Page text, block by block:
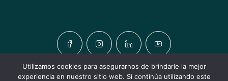
© TODOS LOS DERECHOS RESERVADOS © URBATIC HOMES
Utilizamos cookies para asegurarnos de brindarle la mejor
experiencia en nuestro sitio web. Si continúa utilizando este